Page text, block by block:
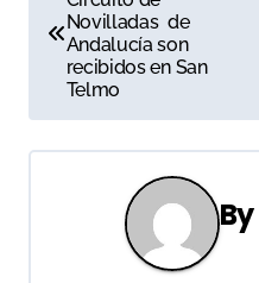
a
e
g
Novilladas de
Andalucía son
recibidos en San
Telmo
By